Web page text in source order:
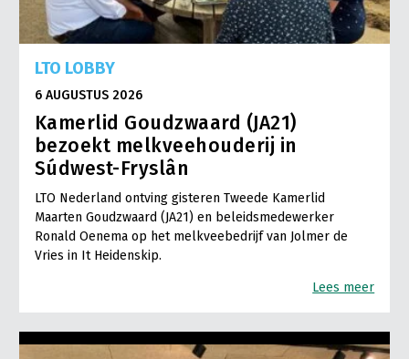
LTO LOBBY
6 AUGUSTUS 2026
Kamerlid Goudzwaard (JA21)
bezoekt melkveehouderij in
Súdwest-Fryslân
LTO Nederland ontving gisteren Tweede Kamerlid
Maarten Goudzwaard (JA21) en beleidsmedewerker
Ronald Oenema op het melkveebedrijf van Jolmer de
Vries in It Heidenskip.
Lees meer